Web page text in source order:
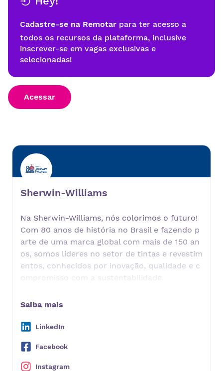
Cadastre-se na Remotar para ter acesso a
todos os recursos da plataforma, inclusive
inscrever-se em vagas exclusivas e
selecionadas!
Acessar
Sherwin-Williams
Na Sherwin-Williams, nós colorimos o futuro!
Com 80 anos de história no Brasil e fazendo p
arte de uma marca global com mais de 150 an
os, somos líderes no setor de tintas e revestim
entos, conhecidos por inovação, qualidade e c
ompromisso com a sustentabilidade.
te essencial de nossa evolução. Se você busca
ferença, venha pintar a sua carreira conosco!
mundo ao nosso redor. Venha ser parte dessa j
ornada!
Saiba mais
LinkedIn
Facebook
Instagram